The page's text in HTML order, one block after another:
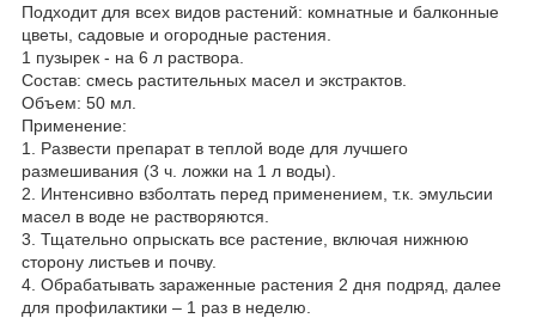
Подходит для всех видов растений: комнатные и балконные
цветы, садовые и огородные растения.
1 пузырек - на 6 л раствора.
Состав: смесь растительных масел и экстрактов.
Объем: 50 мл.
Применение:
1. Развести препарат в теплой воде для лучшего
размешивания (3 ч. ложки на 1 л воды).
2. Интенсивно взболтать перед применением, т.к. эмульсии
масел в воде не растворяются.
3. Тщательно опрыскать все растение, включая нижнюю
сторону листьев и почву.
4. Обрабатывать зараженные растения 2 дня подряд, далее
для профилактики – 1 раз в неделю.